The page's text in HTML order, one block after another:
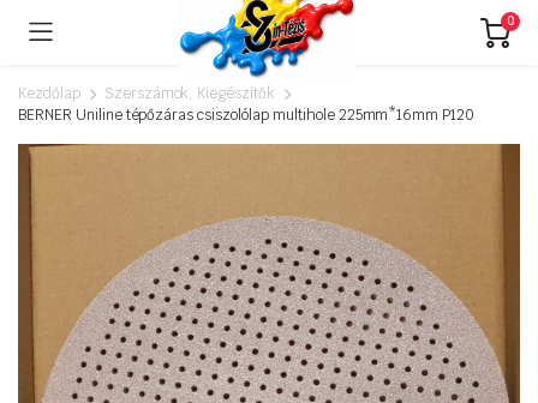
0
Kezdőlap
Szerszámok, Kiegészítők
BERNER Uniline tépőzáras csiszolólap multihole 225mm*16mm P120